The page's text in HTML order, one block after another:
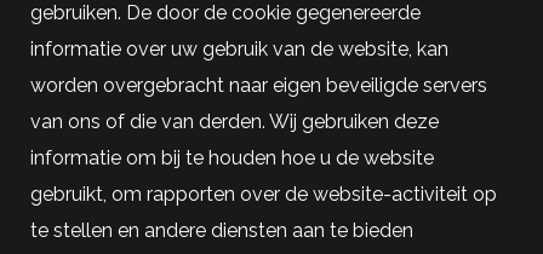
gebruiken. De door de cookie gegenereerde
informatie over uw gebruik van de website, kan
worden overgebracht naar eigen beveiligde servers
van ons of die van derden. Wij gebruiken deze
informatie om bij te houden hoe u de website
gebruikt, om rapporten over de website-activiteit op
te stellen en andere diensten aan te bieden